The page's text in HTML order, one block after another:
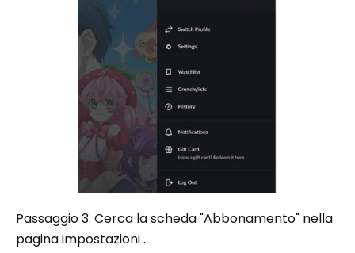
Passaggio 3. Cerca la scheda "Abbonamento" nella
pagina impostazioni .